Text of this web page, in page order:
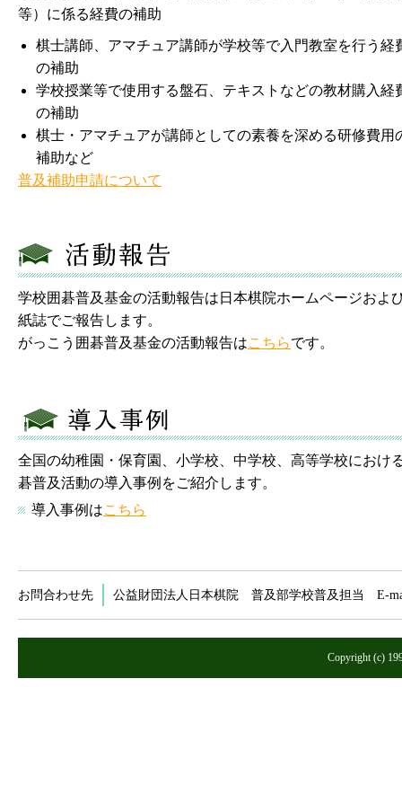
等）に係る経費の補助
棋士講師、アマチュア講師が学校等で入門教室を行う経
の補助
学校授業等で使用する盤石、テキストなどの教材購入経
の補助
棋士・アマチュアが講師としての素養を深める研修費用
補助など
普及補助申請について
学校囲碁普及基金の活動報告は日本棋院ホームページおよ
紙誌でご報告します。
がっこう囲碁普及基金の活動報告はこちらです。
全国の幼稚園・保育園、小学校、中学校、高等学校におけ
碁普及活動の導入事例をご紹介します。
導入事例はこちら
お問合わせ先 公益財団法人日本棋院 普及部学校普及担当 E-
Copyright (c)